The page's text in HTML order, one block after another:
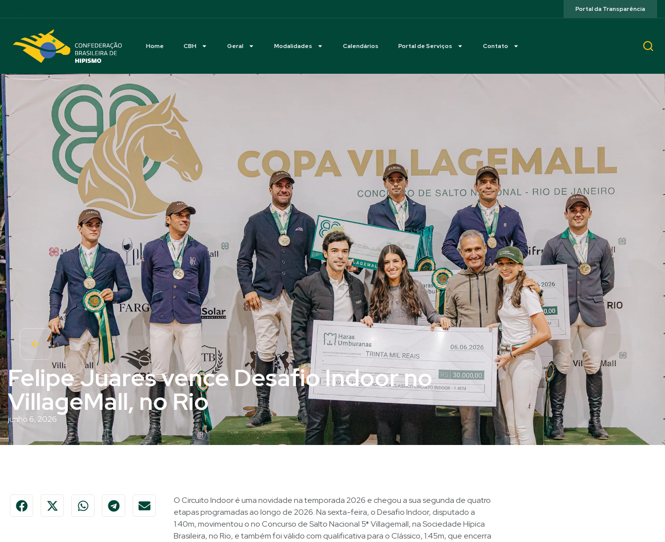
Portal da Transparência
Home CBH Geral Modalidades Calendários Portal de Serviços Contato
Felipe Juares vence Desafio Indoor no
VillageMall, no Rio
junho 6, 2026
O Circuito Indoor é uma novidade na temporada 2026 e chegou a sua segunda de quatro
etapas programadas ao longo de 2026. Na sexta-feira, o Desafio Indoor, disputado a
1.40m, movimentou o no Concurso de Salto Nacional 5* Villagemall, na Sociedade Hípica
Brasileira, no Rio, e também foi válido com qualificativa para o Clássico, 1.45m, que encerra